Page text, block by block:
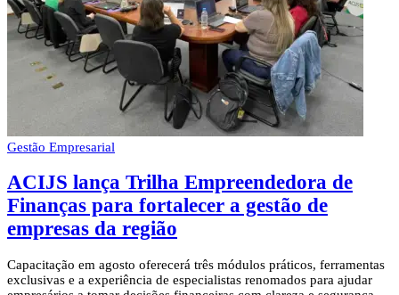
Gestão Empresarial
ACIJS lança Trilha Empreendedora de
Finanças para fortalecer a gestão de
empresas da região
Capacitação em agosto oferecerá três módulos práticos, ferramentas
exclusivas e a experiência de especialistas renomados para ajudar